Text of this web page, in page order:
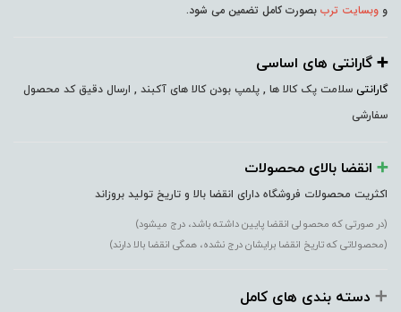
و وبسایت ترب بصورت کامل تضمین می شود.
➕️ گارانتی های اساسی
گارانتی سلامت پک کالا ها , پلمپ بودن کالا های آکبند , ارسال دقیق کد محصول
سفارشی
➕️ انقضا بالای محصولات
اکثریت محصولات فروشگاه دارای انقضا بالا و تاریخ تولید بروزاند
(در صورتی که محصولی انقضا پایین داشته باشد، درج میشود)
(محصولاتی که تاریخ انقضا برایشان درج نشده، همگی انقضا بالا دارند)
➕️ دسته بندی های کامل